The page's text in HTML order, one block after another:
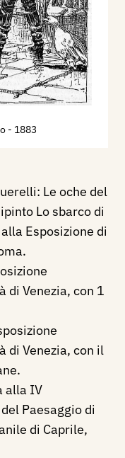
- 1883
Le oche del
Lo sbarco di
Esposizione di
di Venezia, con 1
di Venezia, con il
alla IV
Paesaggio di
di Caprile,